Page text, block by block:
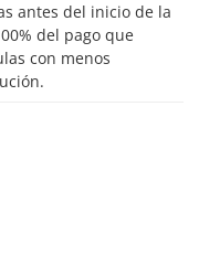
del pago que
con menos